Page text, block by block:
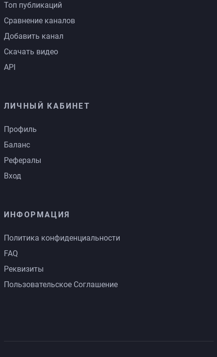
Топ публикаций
Сравнение каналов
Добавить канал
Скачать видео
API
ЛИЧНЫЙ КАБИНЕТ
Профиль
Баланс
Рефералы
Вход
ИНФОРМАЦИЯ
Политика конфиденциальности
FAQ
Реквизиты
Пользовательское Соглашение